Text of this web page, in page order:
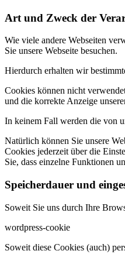
Art und Zweck der
Wie viele andere Webseiten
Sie unsere Webseite besuchen.
Hierdurch erhalten wir
Cookies können nicht
und die korrekte Anzeige
In keinem Fall werden die von
Natürlich können Sie unsere
Cookies jederzeit über die
Sie, dass einzelne Funktionen
Speicherdauer und
Soweit Sie uns durch Ihre
wordpress-cookie
Soweit diese Cookies (auch)